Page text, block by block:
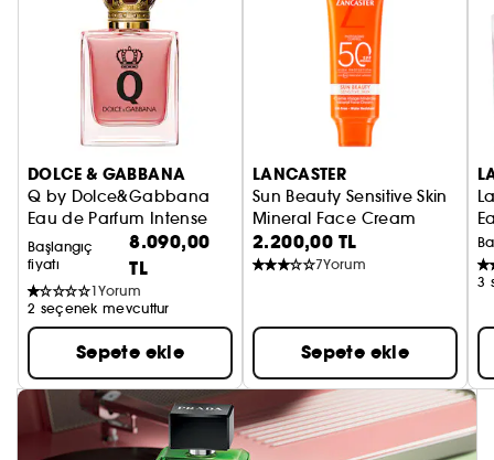
DOLCE & GABBANA
Q by Dolce&Gabbana
Eau de Parfum Intense
Başlangıç
fiyatı
8.090,00
TL
1Yorum
2 seçenek mevcuttur
Sepete ekle
LANCASTER
Sun Beauty Sensitive Skin
Mineral Face Cream
SPF50 Güneş Kremi
2.200,00 TL
7Yorum
Sepete ekle
3